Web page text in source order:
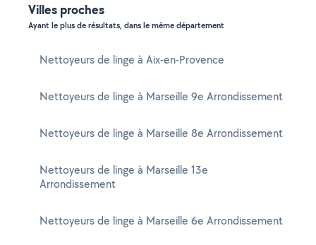
Villes proches
Ayant le plus de résultats, dans le même département
Nettoyeurs de linge à Aix-en-Provence
Nettoyeurs de linge à Marseille 9e Arrondissement
Nettoyeurs de linge à Marseille 8e Arrondissement
Nettoyeurs de linge à Marseille 13e
Arrondissement
Nettoyeurs de linge à Marseille 6e Arrondissement